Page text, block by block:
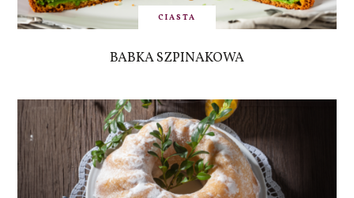
CIASTA
BABKA SZPINAKOWA